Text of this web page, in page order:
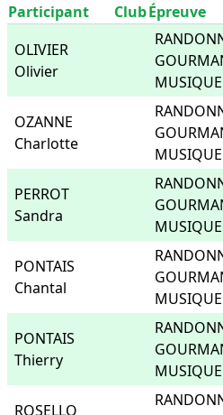
Participant ClubÉpreuve
OLIVIER
Olivier
OZANNE
Charlotte
PERROT
Sandra
PONTAIS
Chantal
PONTAIS
Thierry
ROSELLO